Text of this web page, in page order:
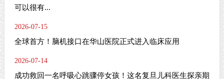
可以很有...
2026-07-15
全球首方！脑机接口在华山医院正式进入临床应用
2026-07-14
成功救回一名呼吸心跳骤停女孩！这名复旦儿科医生探亲期